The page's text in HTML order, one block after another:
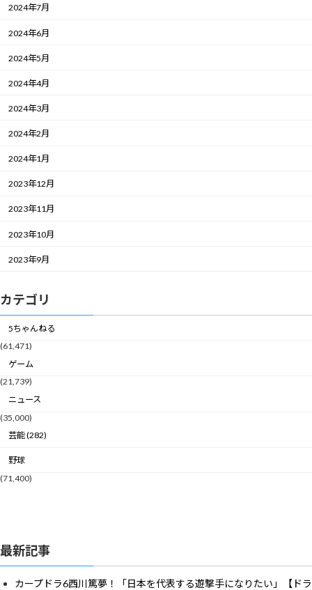
2024年7月
2024年6月
2024年5月
2024年4月
2024年3月
2024年2月
2024年1月
2023年12月
2023年11月
2023年10月
2023年9月
カテゴリ
5ちゃんねる
(61,471)
ゲーム
(21,739)
ニュース
(35,000)
芸能 (282)
野球
(71,400)
最新記事
カープドラ6西川篤夢！「日本を代表する遊撃手になりたい」【ドラ